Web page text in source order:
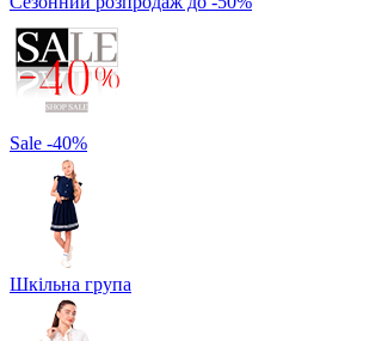
Sale -40%
Шкільна група